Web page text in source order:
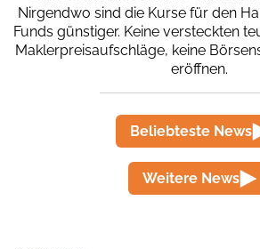
Nirgendwo sind die Kurse für den
Funds günstiger. Keine versteckten
Maklerpreisaufschläge, keine
eröffnen.
Beliebteste News
Weitere News